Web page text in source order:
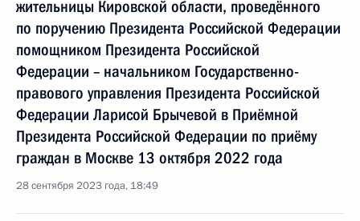
жительницы Кировской области, проведённого
по поручению Президента Российской Федерации
помощником Президента Российской
Федерации – начальником Государственно-
правового управления Президента Российской
Федерации Ларисой Брычевой в Приёмной
Президента Российской Федерации по приёму
граждан в Москве 13 октября 2022 года
28 сентября 2023 года, 18:49